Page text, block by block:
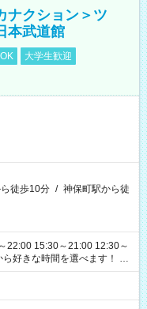
ナクション＞ツ
本武道館
大学生歓迎
徒歩10分 / 神保町駅から徒
22:00 15:30～21:00 12:30～